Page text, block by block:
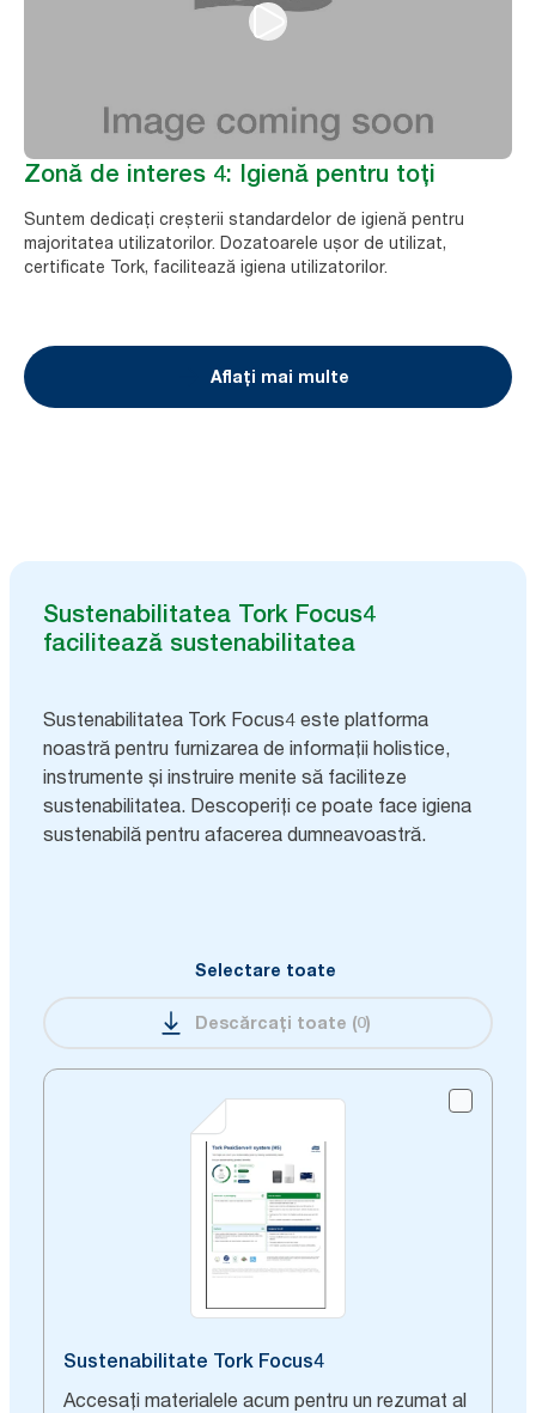
Zonă de interes 4: Igienă pentru toți
Suntem dedicați creșterii standardelor de igienă pentru
majoritatea utilizatorilor. Dozatoarele ușor de utilizat,
certificate Tork, facilitează igiena utilizatorilor.
Aflați mai multe
Sustenabilitatea Tork Focus4
facilitează sustenabilitatea
Sustenabilitatea Tork Focus4 este platforma
noastră pentru furnizarea de informații holistice,
instrumente și instruire menite să faciliteze
sustenabilitatea. Descoperiți ce poate face igiena
sustenabilă pentru afacerea dumneavoastră.
Selectare toate
Descărcați toate (0)
Sustenabilitate Tork Focus4
Accesați materialele acum pentru un rezumat al